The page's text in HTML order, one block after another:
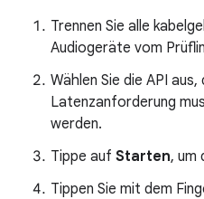
Trennen Sie alle
Audiogeräte vom
Wählen Sie die API
Latenzanforderung
werden.
Tippe auf Starten, um
Tippen Sie mit dem